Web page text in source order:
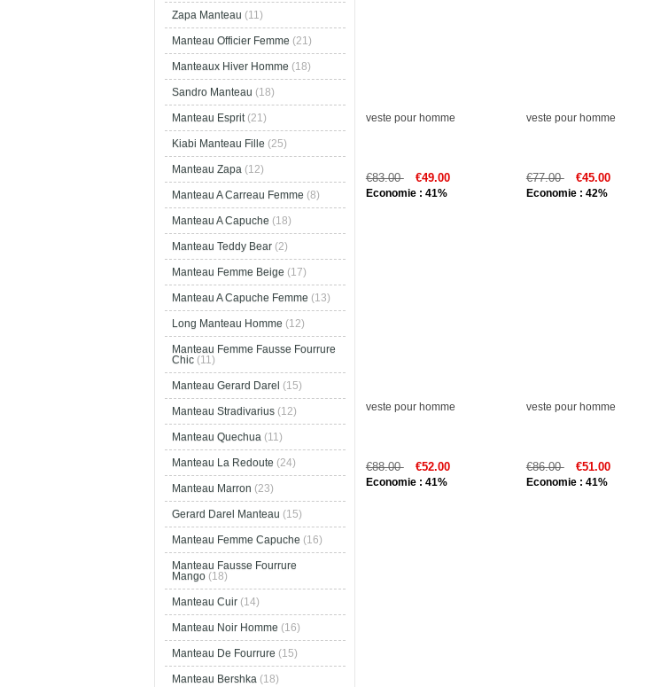
Zapa Manteau (11)
Manteau Officier Femme (21)
Manteaux Hiver Homme (18)
Sandro Manteau (18)
Manteau Esprit(21)
Kiabi Manteau Fille (25)
Manteau Zapa (12)
Manteau A Carreau Femme (8)
Manteau A Capuche (18)
Manteau Teddy Bear (2)
Manteau Femme Beige (17)
Manteau A Capuche Femme (13)
Long Manteau Homme (12)
Manteau Femme Fausse Fourrure
Chic (11)
Manteau Gerard Darel (15)
Manteau Stradivarius (12)
Manteau Quechua (11)
Manteau La Redoute (24)
Manteau Marron (23)
Gerard Darel Manteau (15)
Manteau Femme Capuche (16)
Manteau Fausse Fourrure
Mango (18)
Manteau Cuir (14)
Manteau Noir Homme (16)
Manteau De Fourrure (15)
Manteau Bershka (18)
veste pour homme
€83.00 €49.00
Economie : 41%
veste pour homme
€77.00 €45.00
Economie : 42%
veste pour homme
€88.00 €52.00
Economie : 41%
veste pour homme
€86.00 €51.00
Economie : 41%